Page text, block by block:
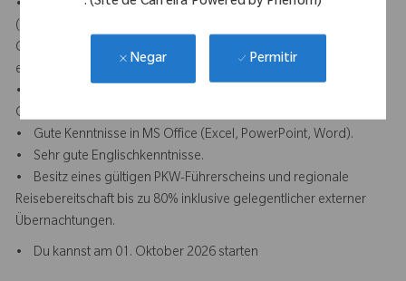
Negar Permitir
• Erste Erfahrungen in einem kaufmännischen Umfeld
(idealerweise im Bereich Medizintechnik oder
Gesundheitswesen) sind von Vorteil, aber nicht zwingend
erforderlich.
• Interesse an medizinischen Produkten, insbesondere in der
Orthopädie.
• Gute Kenntnisse in MS Office (Excel, PowerPoint, Word).
• Sehr gute Englischkenntnisse.
• Besitz eines gültigen PKW-Führerscheins und regionale
Reisebereitschaft bis zu 80% inklusive gelegentlicher externer
Übernachtungen.
• Du kannst am 01. Oktober 2026 starten